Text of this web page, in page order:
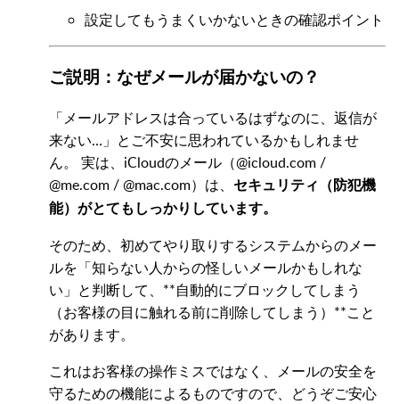
設定してもうまくいかないときの確認ポイント
ご説明：なぜメールが届かないの？
「メールアドレスは合っているはずなのに、返信が
来ない…」とご不安に思われているかもしれませ
ん。 実は、iCloudのメール（@icloud.com /
@me.com / @mac.com）は、
セキュリティ（防犯機
能）がとてもしっかりしています。
そのため、初めてやり取りするシステムからのメー
ルを「知らない人からの怪しいメールかもしれな
い」と判断して、**自動的にブロックしてしまう
（お客様の目に触れる前に削除してしまう）**こと
があります。
これはお客様の操作ミスではなく、メールの安全を
守るための機能によるものですので、どうぞご安心